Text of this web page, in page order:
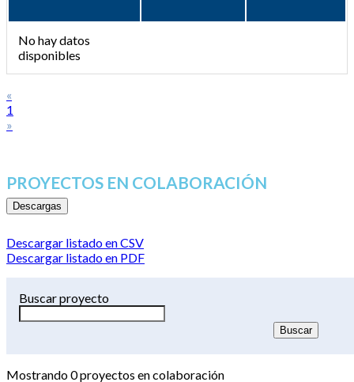
No hay datos
disponibles
«
1
»
PROYECTOS EN COLABORACIÓN
Descargas
Descargar listado en CSV
Descargar listado en PDF
Buscar proyecto
Mostrando0proyectos en colaboración